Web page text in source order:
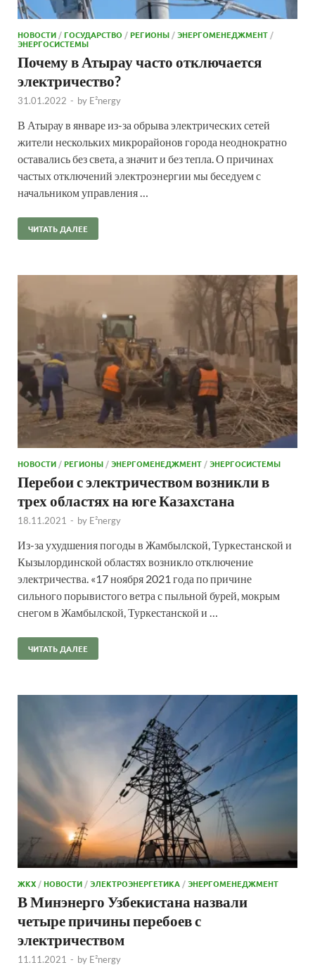
НОВОСТИ /ГОСУДАРСТВО /РЕГИОНЫ /ЭНЕРГОМЕНЕДЖМЕНТ /
ЭНЕРГОСИСТЕМЫ
Почему в Атырау часто отключается
электричество?
31.01.2022 - by E²nergy
В Атырау в январе из-за обрыва электрических сетей
жители нескольких микрорайонов города неоднократно
оставались без света, а значит и без тепла. О причинах
частых отключений электроэнергии мы беседуем с
начальником управления …
ЧИТАТЬ ДАЛЕЕ
НОВОСТИ /РЕГИОНЫ /ЭНЕРГОМЕНЕДЖМЕНТ /ЭНЕРГОСИСТЕМЫ
Перебои с электричеством возникли в
трех областях на юге Казахстана
18.11.2021 - by E²nergy
Из-за ухудшения погоды в Жамбылской, Туркестанской и
Кызылординской областях возникло отключение
электричества. «17 ноября 2021 года по причине
сильного порывистого ветра с пыльной бурей, мокрым
снегом в Жамбылской, Туркестанской и …
ЧИТАТЬ ДАЛЕЕ
ЖКХ /НОВОСТИ /ЭЛЕКТРОЭНЕРГЕТИКА /ЭНЕРГОМЕНЕДЖМЕНТ
В Минэнерго Узбекистана назвали
четыре причины перебоев с
электричеством
11.11.2021 - by E²nergy